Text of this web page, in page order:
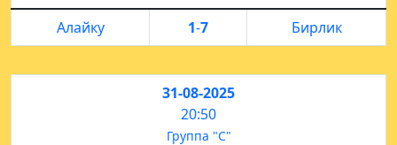
Алайку 1-7 Бирлик
31-08-2025
20:50
Группа "С"